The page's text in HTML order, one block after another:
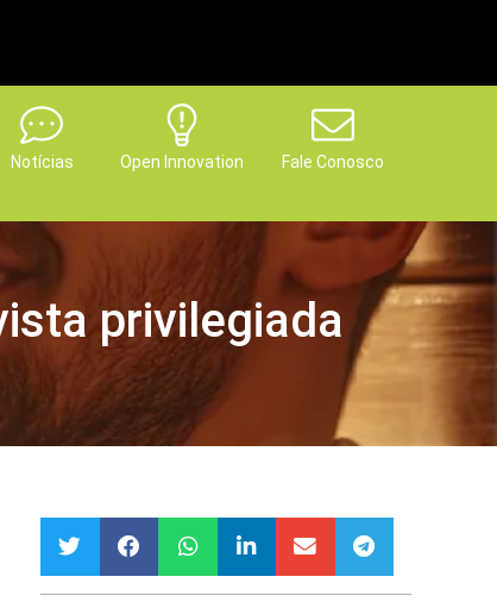
Notícias Open Innovation Fale Conosco
privilegiada